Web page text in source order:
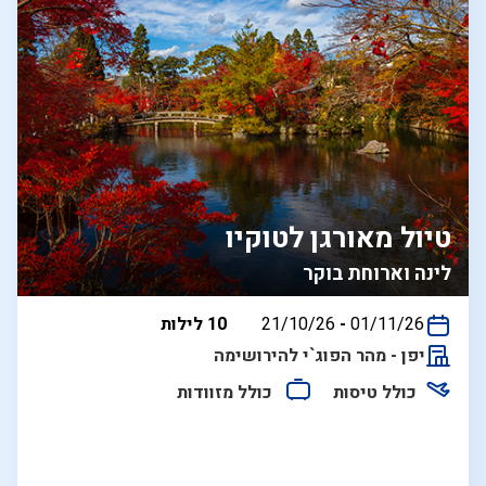
לינה וארוחת בוקר
טיול מאורגן לטוקיו
בין
21/10/26 - 01/11/26
10 לילות
יפן - מהר הפוג`י להירושימה
כולל טיסות
כולל מזוודות